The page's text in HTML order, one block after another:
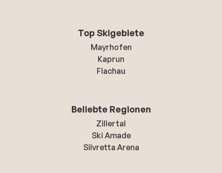
Top Skigebiete
Mayrhofen
Kaprun
Flachau
Beliebte Regionen
Zillertal
Ski Amade
Silvretta Arena